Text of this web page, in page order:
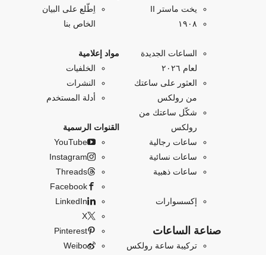
يخت ماستر II
۱۹۰۸
الساعات الجديدة
لعام ٢٠٢٦
العثور على ساعتك
من رولكس
شكّل ساعتك من
رولكس
ساعات رجالية
ساعات نسائية
ساعات ذهبية
إكسسوارات
صناعة الساعات
تركيبة ساعة رولكس
اِطّلع على البيان
الخاص بنا
مواد إعلامية
الخلفيات
النشرات
أدلة المستخدم
القنوات الرسمية
YouTube
Instagram
Threads
Facebook
LinkedIn
X
Pinterest
Weibo